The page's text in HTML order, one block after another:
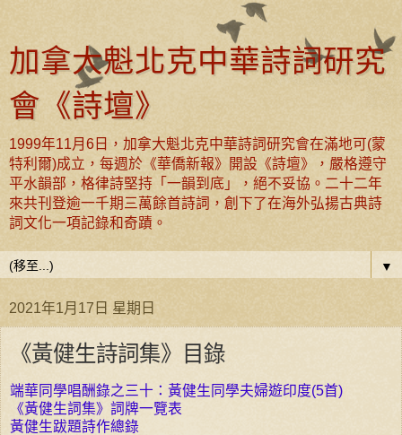
加拿大魁北克中華詩詞研究
會《詩壇》
1999年11月6日，加拿大魁北克中華詩詞研究會在滿地可(蒙
特利爾)成立，每週於《華僑新報》開設《詩壇》，嚴格遵守
平水韻部，格律詩堅持「一韻到底」，絕不妥協。二十二年
來共刊登逾一千期三萬餘首詩詞，創下了在海外弘揚古典詩
詞文化一項記錄和奇蹟。
▼
2021年1月17日 星期日
《黃健生詩詞集》目錄
端華同學唱酬錄之三十：黃健生同學夫婦遊印度(5首)
《黃健生詞集》詞牌一覽表
黃健生跋題詩作總錄